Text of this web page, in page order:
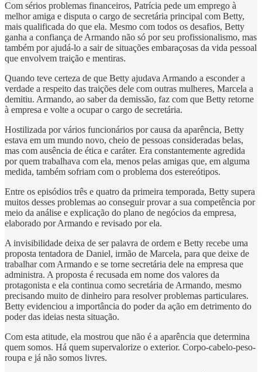
Com sérios problemas financeiros, Patrícia pede um emprego à
melhor amiga e disputa o cargo de secretária principal com Betty,
mais qualificada do que ela. Mesmo com todos os desafios, Betty
ganha a confiança de Armando não só por seu profissionalismo, mas
também por ajudá-lo a sair de situações embaraçosas da vida pessoal
que envolvem traição e mentiras.
Quando teve certeza de que Betty ajudava Armando a esconder a
verdade a respeito das traições dele com outras mulheres, Marcela a
demitiu. Armando, ao saber da demissão, faz com que Betty retorne
à empresa e volte a ocupar o cargo de secretária.
Hostilizada por vários funcionários por causa da aparência, Betty
estava em um mundo novo, cheio de pessoas consideradas belas,
mas com ausência de ética e caráter. Era constantemente agredida
por quem trabalhava com ela, menos pelas amigas que, em alguma
medida, também sofriam com o problema dos estereótipos.
Entre os episódios três e quatro da primeira temporada, Betty supera
muitos desses problemas ao conseguir provar a sua competência por
meio da análise e explicação do plano de negócios da empresa,
elaborado por Armando e revisado por ela.
A invisibilidade deixa de ser palavra de ordem e Betty recebe uma
proposta tentadora de Daniel, irmão de Marcela, para que deixe de
trabalhar com Armando e se torne secretária dele na empresa que
administra. A proposta é recusada em nome dos valores da
protagonista e ela continua como secretária de Armando, mesmo
precisando muito de dinheiro para resolver problemas particulares.
Betty evidenciou a importância do poder da ação em detrimento do
poder das ideias nesta situação.
Com esta atitude, ela mostrou que não é a aparência que determina
quem somos. Há quem supervalorize o exterior. Corpo-cabelo-peso-
roupa e já não somos livres.